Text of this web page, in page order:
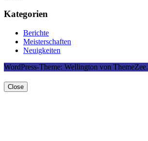
Kategorien
Berichte
Meisterschaften
Neuigkeiten
WordPress-Theme: Wellington von ThemeZee.
Close